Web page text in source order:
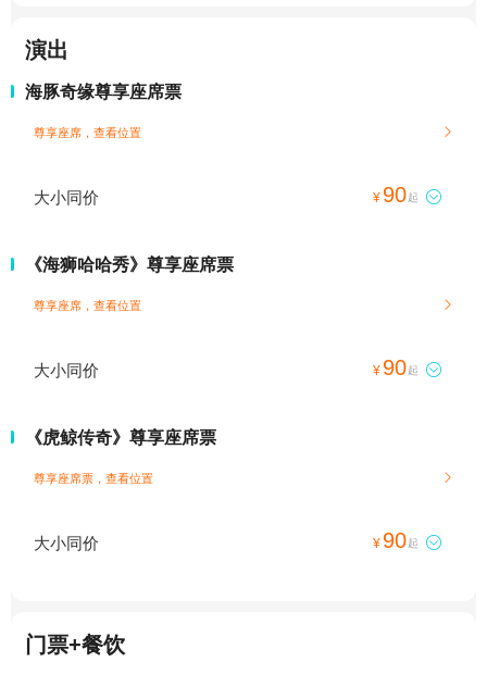
演出
海豚奇缘尊享座席票
尊享座席，查看位置 
大小同价 ¥ 90起 
《海狮哈哈秀》尊享座席票
尊享座席，查看位置 
大小同价 ¥ 90起 
《虎鲸传奇》尊享座席票
尊享座席票，查看位置 
大小同价 ¥ 90起 
门票+餐饮